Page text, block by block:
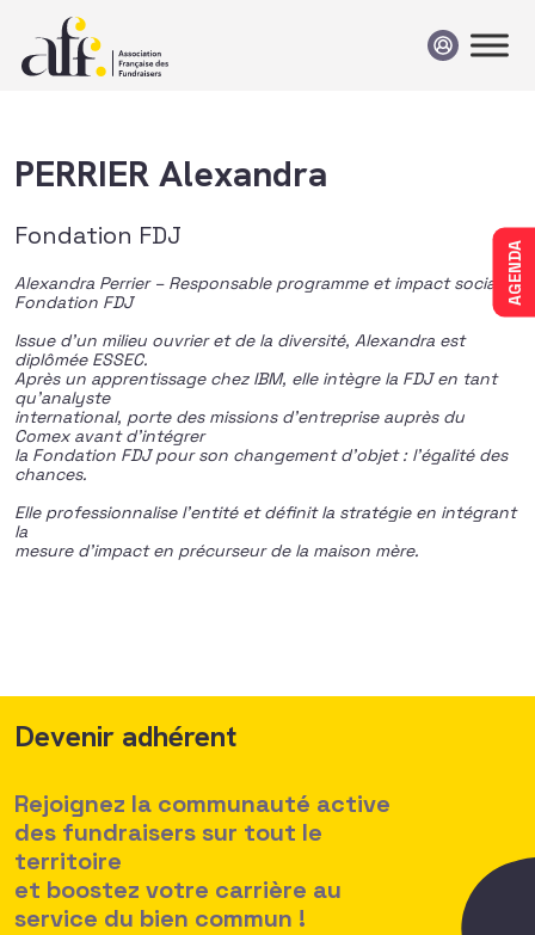
AGENDA
PERRIER Alexandra
Fondation FDJ
Alexandra Perrier – Responsable programme et impact social
Fondation FDJ
Issue d’un milieu ouvrier et de la diversité, Alexandra est
diplômée ESSEC.
Après un apprentissage chez IBM, elle intègre la FDJ en tant
qu’analyste
international, porte des missions d’entreprise auprès du
Comex avant d’intégrer
la Fondation FDJ pour son changement d’objet : l’égalité des
chances.
Elle professionnalise l’entité et définit la stratégie en intégrant
la
mesure d’impact en précurseur de la maison mère.
Devenir adhérent
Rejoignez la communauté active
des fundraisers sur tout le
territoire
et boostez votre carrière au
service du bien commun !